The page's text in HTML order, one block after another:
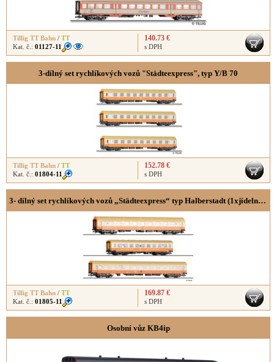
Tillig TT Bahn / TT
Kat. č.: 01127-11
140.73 €
s DPH
3-dílný set rychlíkových vozů "Städteexpress", typ Y/B 70
Tillig TT Bahn / TT
Kat. č.: 01804-11
152.78 €
s DPH
3- dílný set rychlíkových vozů „Städteexpress“ typ Halberstadt (1xjídelní a 2x2.třída)
Tillig TT Bahn / TT
Kat. č.: 01805-11
169.87 €
s DPH
Osobní vůz KB4ip